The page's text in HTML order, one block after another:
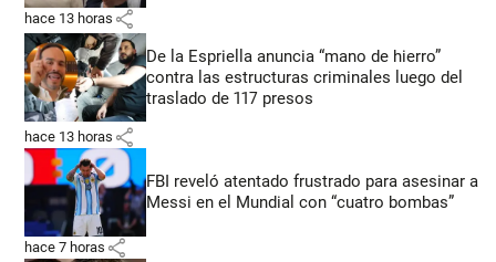
hace 13 horas share
De la Espriella anuncia “mano de hierro”
contra las estructuras criminales luego del
traslado de 117 presos
hace 13 horas share
FBI reveló atentado frustrado para asesinar a
Messi en el Mundial con “cuatro bombas”
hace 7 horas share